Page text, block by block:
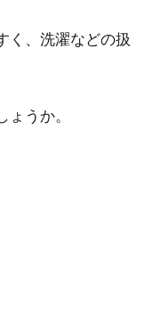
く、洗濯などの扱
うか。